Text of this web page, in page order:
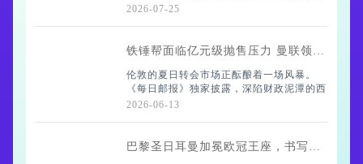
世界杯的热度还没散尽呢，转会市场先炸了
说起来，埃利奥特·安德
2026-07-25
铁锤帮面临亿元级抛售压力 曼联领跑费尔南德斯争夺战
伦敦的夏日转会市场正酝酿着一场风暴。
《每日邮报》独家披露，深陷财政泥潭的西
汉姆联必须在六月底前筹措至少1亿英镑
紧，伦敦球场
2026-06-13
巴黎圣日耳曼加冕欧冠王座，书写比肩皇马的传奇新篇